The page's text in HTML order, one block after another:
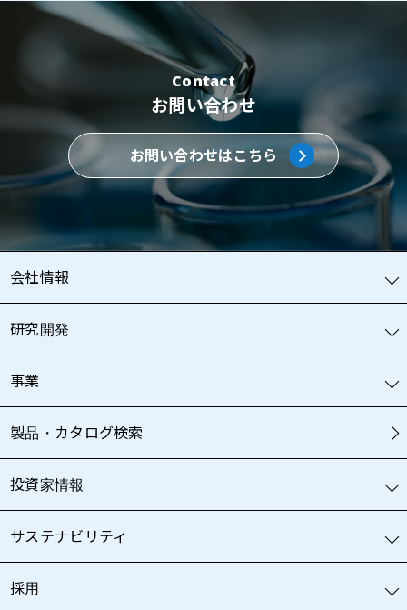
Contact
お問い合わせ
お問い合わせはこちら
会社情報
研究開発
事業
製品・カタログ検索
投資家情報
サステナビリティ
採用